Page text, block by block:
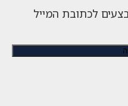
לכתובת המייל